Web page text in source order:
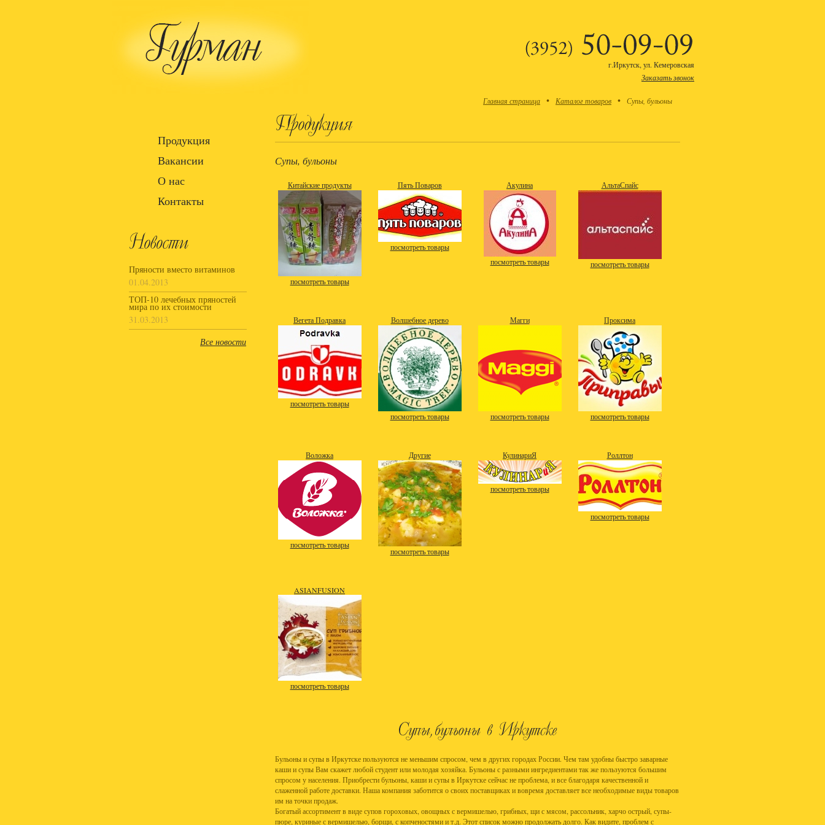
г.Иркутск, ул. Кемеровская
Заказать звонок
Продукция
Вакансии
О нас
Контакты
Пряности вместо витаминов
01.04.2013
ТОП-10 лечебных пряностей
мира по их стоимости
31.03.2013
Все новости
Главная страница Каталог товаров Супы, бульоны
Супы, бульоны
Китайские продукты
посмотреть товары
Пять Поваров
посмотреть товары
Акулина
посмотреть товары
АльтаСпайс
посмотреть товары
Вегета Подравка
посмотреть товары
Волшебное дерево
посмотреть товары
Магги
посмотреть товары
Проксима
посмотреть товары
Воложка
посмотреть товары
Другие
посмотреть товары
КулинариЯ
посмотреть товары
Роллтон
посмотреть товары
ASIANFUSION
посмотреть товары
Бульоны и супы в Иркутске пользуются не меньшим спросом, чем в других городах России. Чем там удобны быстро заварные
каши и супы Вам скажет любой студент или молодая хозяйка. Бульоны с разными ингредиентами так же пользуются большим
спросом у населения. Приобрести бульоны, каши и супы в Иркутске сейчас не проблема, и все благодаря качественной и
слаженной работе доставки. Наша компания заботится о своих поставщиках и вовремя доставляет все необходимые виды товаров
им на точки продаж.
Богатый ассортимент в виде супов гороховых, овощных с вермишелью, грибных, щи с мясом, рассольник, харчо острый, супы-
пюре, куриные с вермишелью, борщи, с копченостями и т.д. Этот список можно продолжать долго. Как видите, проблем с